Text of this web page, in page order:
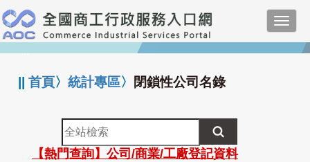
跳
到
主
要
:::
||首頁〉統計專區〉 閉鎖性公司名錄
全
站
檢
【熱門查詢】公司/商業/工廠登記資料